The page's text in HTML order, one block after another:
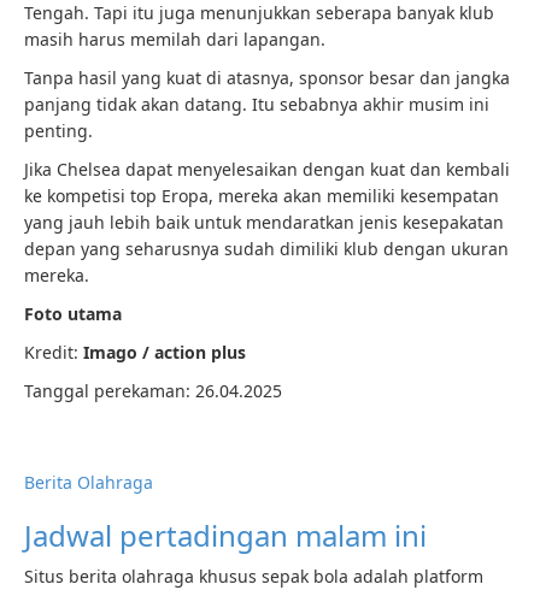
Tengah. Tapi itu juga menunjukkan seberapa banyak klub
masih harus memilah dari lapangan.
Tanpa hasil yang kuat di atasnya, sponsor besar dan jangka
panjang tidak akan datang. Itu sebabnya akhir musim ini
penting.
Jika Chelsea dapat menyelesaikan dengan kuat dan kembali
ke kompetisi top Eropa, mereka akan memiliki kesempatan
yang jauh lebih baik untuk mendaratkan jenis kesepakatan
depan yang seharusnya sudah dimiliki klub dengan ukuran
mereka.
Foto utama
Kredit: Imago / action plus
Tanggal perekaman: 26.04.2025
Berita Olahraga
Jadwal pertadingan malam ini
Situs berita olahraga khusus sepak bola adalah platform